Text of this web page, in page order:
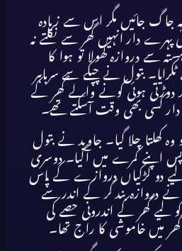
نہ جاگ جائیں مگر اس سے زیادہ
پہرے دار انہیں گھر سے نکلتے نہ
سے دروازہ کھولا تو ہوا کا
بتول نے چپکے سے سرباہر
کر دوڑتی ہوئی کونے والے گھر کے
کسی بھی وقت آسکتے تھے۔
کھلتا چلا گیا۔ جاوید نے بتول
اپنے کمرے میں آگیا۔ دوسری
دو لڑکیاں دروازے کے پاس
دروازہ بند کر کے اندر سے
کو لیے گھر کے اندرونی حصے کی
میں خاموشی کا راج تھا۔